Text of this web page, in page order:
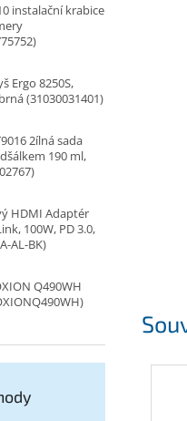
instalační krabice
Ergo 8250S,
(31030031401)
2ílná sada
190 ml,
HDMI Adaptér
100W, PD 3.0,
AL-BK)
Q490WH